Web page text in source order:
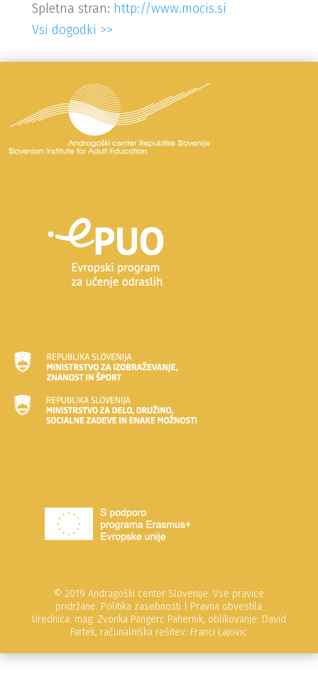
Spletna stran: http://www.mocis.si
Vsi dogodki >>
© 2019 Andragoški center Slovenije. Vse pravice
pridržane. Politika zasebnosti
Pravna obvestila
Urednica: mag. Zvonka Pangerc Pahernik, oblikovanje: David
Fartek, računalniška rešitev: Franci Lajovic